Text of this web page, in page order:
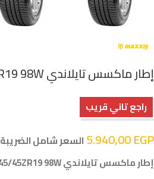
إطار ماكسس تايلاندي MAXXIS 245/45ZR19 98W
راجع تاني قريب
5.940,00EGP
السعر شامل الضريبة
إطار ماكسس تايلاندي MAXXIS 245/45ZR19 98W